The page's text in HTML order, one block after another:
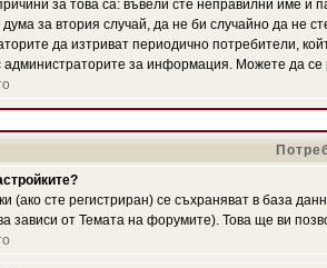
за това са: въвели сте неправилни име и
дума за втория случай, да не би случайно да
да изтриват периодично потребители,
за информация. Можете да се
(ако сте регистриран) се съхраняват в база
зависи от Темата на форумите). Това ще ви